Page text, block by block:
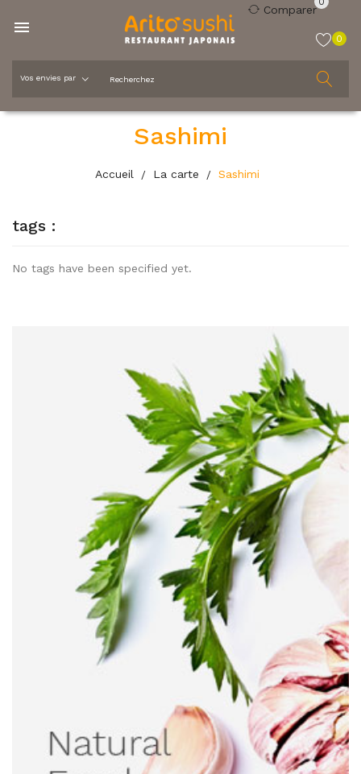

Comparer
0
Sashimi
Accueil La carte Sashimi
tags :
No tags have been specified yet.